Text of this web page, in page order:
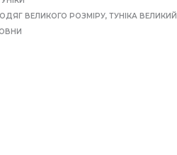
ВЕЛИКОГО РОЗМІРУ,ТУНІКА ВЕЛИКИЙ